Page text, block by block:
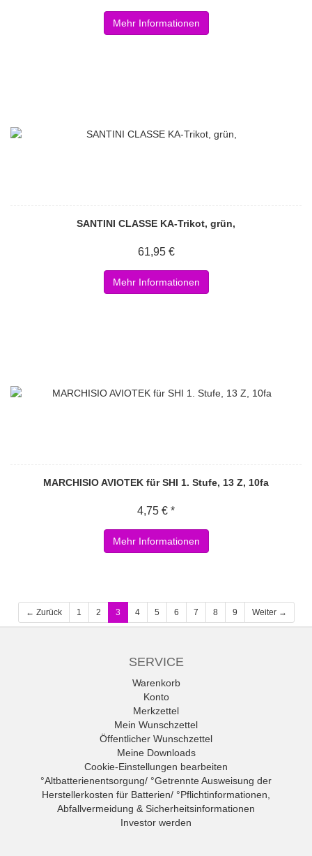
Mehr Informationen
SANTINI CLASSE KA-Trikot, grün,
61,95 €
Mehr Informationen
MARCHISIO AVIOTEK für SHI 1. Stufe, 13 Z, 10fa
4,75 € *
Mehr Informationen
← Zurück 1 2 3 4 5 6 7 8 9 Weiter →
SERVICE
Warenkorb
Konto
Merkzettel
Mein Wunschzettel
Öffentlicher Wunschzettel
Meine Downloads
Cookie-Einstellungen bearbeiten
°Altbatterienentsorgung/ °Getrennte Ausweisung der
Herstellerkosten für Batterien/ °Pflichtinformationen,
Abfallvermeidung & Sicherheitsinformationen
Investor werden